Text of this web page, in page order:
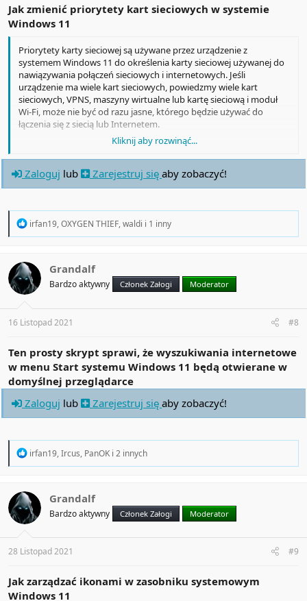
Jak zmienić priorytety kart sieciowych w systemie
Windows 11
Priorytety karty sieciowej są używane przez urządzenie z
systemem Windows 11 do określenia karty sieciowej używanej do
nawiązywania połączeń sieciowych i internetowych. Jeśli
urządzenie ma wiele kart sieciowych, powiedzmy wiele kart
sieciowych, VPNS, maszyny wirtualne lub kartę sieciową i moduł
Wi-Fi, może nie być od razu jasne, którego będzie używać do
łączenia się z siecią lub Internetem.
Możesz jednak ręcznie ustawić priorytet karty sieciowej; jest to
przydatne w niektórych przypadkach, na przykład w celu
upewnienia się, że określony adapter ma cały czas priorytet lub w
celu rozwiązania problemów z połączeniem.
Kliknij aby rozwinąć...
Zaloguj lub Zarejestruj się aby zobaczyć!
R
t
i
o
s
:
irfan19,OXYGEN THIEF,waldi i 1 inny
Grandalf
Bardzo aktywny Członek Załogi Moderator
16 Listopad 2021 #8
Ten prosty skrypt sprawi, że wyszukiwania internetowe
w menu Start systemu Windows 11 będą otwierane w
domyślnej przeglądarce
Zaloguj lub Zarejestruj się aby zobaczyć!
R
t
i
o
s
:
irfan19,Ircus, PanOK i 2 innych
Grandalf
Bardzo aktywny Członek Załogi Moderator
28 Listopad 2021 #9
Jak zarządzać ikonami w zasobniku systemowym
Windows 11